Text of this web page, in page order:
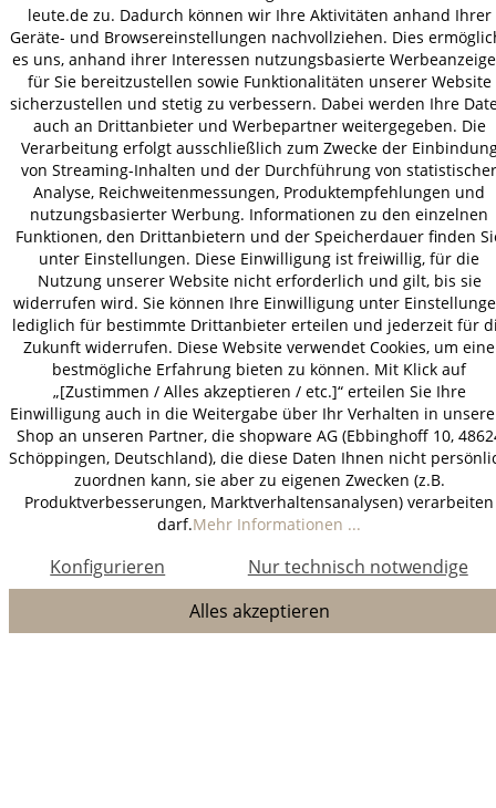
VERSAND
AGB Datenschutz
Impressum
© 2026 HOLZ-LEUTE
* Alle Preise inkl. gesetzl. Mehrwertsteuer zzgl.Versandkosten.
leute.de zu. Dadurch können wir Ihre Aktivitäten anhand Ihrer
Geräte- und Browsereinstellungen nachvollziehen. Dies
es uns, anhand ihrer Interessen nutzungsbasierte
für Sie bereitzustellen sowie Funktionalitäten unserer Website
sicherzustellen und stetig zu verbessern. Dabei werden Ihre
auch an Drittanbieter und Werbepartner weitergegeben. Die
Verarbeitung erfolgt ausschließlich zum Zwecke der
von Streaming-Inhalten und der Durchführung von statistischer
Analyse, Reichweitenmessungen, Produktempfehlungen und
nutzungsbasierter Werbung. Informationen zu den einzelnen
Funktionen, den Drittanbietern und der Speicherdauer finden
unter Einstellungen. Diese Einwilligung ist freiwillig, für die
Nutzung unserer Website nicht erforderlich und gilt, bis sie
widerrufen wird. Sie können Ihre Einwilligung unter
lediglich für bestimmte Drittanbieter erteilen und jederzeit für
Zukunft widerrufen. Diese Website verwendet Cookies, um eine
bestmögliche Erfahrung bieten zu können. Mit Klick auf
„[Zustimmen / Alles akzeptieren / etc.]“ erteilen Sie Ihre
Einwilligung auch in die Weitergabe über Ihr Verhalten in
Shop an unseren Partner, die shopware AG (Ebbinghoff 10,
Schöppingen, Deutschland), die diese Daten Ihnen nicht
zuordnen kann, sie aber zu eigenen Zwecken (z.B.
Produktverbesserungen, Marktverhaltensanalysen) verarbeiten
darf.Mehr Informationen ...
Nur technisch notwendige
Konfigurieren
Alles akzeptieren